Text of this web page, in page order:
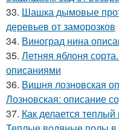
33. Шашка дымовые
деревьев от заморозков
34. Виноград нина
35. Летняя яблоня
описаниями
36. Вишня лозновская
Лозновская: описание
37. Как делается